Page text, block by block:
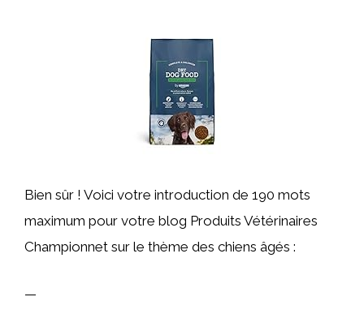
Bien sûr ! Voici votre introduction de 190 mots
maximum pour votre blog Produits Vétérinaires
Championnet sur le thème des chiens âgés :
—